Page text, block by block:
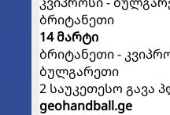
ბრიტანეთი
14 მარტი
ბრიტანეთი -
ბულგარეთი
2 საუკეთესო გავა
geohandball.ge